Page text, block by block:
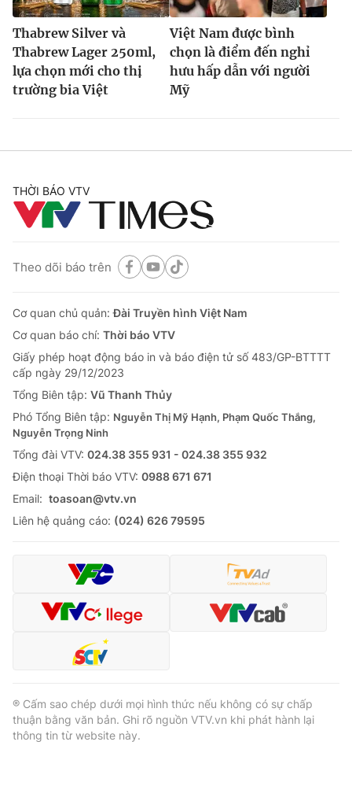
Thabrew Silver và
Thabrew Lager 250ml,
lựa chọn mới cho thị
trường bia Việt
Việt Nam được bình
chọn là điểm đến nghỉ
hưu hấp dẫn với người
Mỹ
THỜI BÁO VTV
Theo dõi báo trên
Cơ quan chủ quản:Đài Truyền hình Việt Nam
Cơ quan báo chí: Thời báo VTV
Giấy phép hoạt động báo in và báo điện tử số 483/GP-BTTTT
cấp ngày 29/12/2023
Tổng Biên tập: Vũ Thanh Thủy
Phó Tổng Biên tập: Nguyễn Thị Mỹ Hạnh, Phạm Quốc Thắng,
Nguyễn Trọng Ninh
Tổng đài VTV: 024.38 355 931 - 024.38 355 932
Ðiện thoại Thời báo VTV: 0988 671 671
Email: toasoan@vtv.vn
Liên hệ quảng cáo: (024) 626 79595
® Cấm sao chép dưới mọi hình thức nếu không có sự chấp
thuận bằng văn bản. Ghi rõ nguồn VTV.vn khi phát hành lại
thông tin từ website này.